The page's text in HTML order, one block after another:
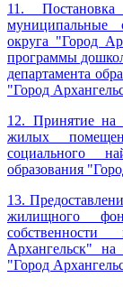
11.
муниципальные
округа "Город
программы
департамента
"Город
12. Принятие на
жилых
социального
образования
13.
жилищного
Архангельск" на
"Город